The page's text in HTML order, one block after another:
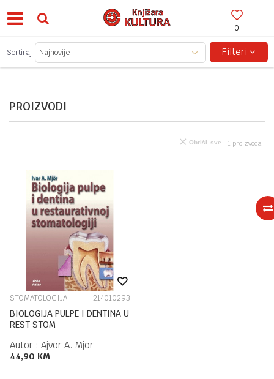
0
BESPLATNA ISPORUKA ZA IZNOSE PREKO 150KM!
PROIZVODI
Sortiraj Filteri
1 proizvoda
Obriši sve
STOMATOLOGIJA 214010293
BIOLOGIJA PULPE I DENTINA U
REST STOM
Autor : Ajvor A. Mjor
44,90 KM